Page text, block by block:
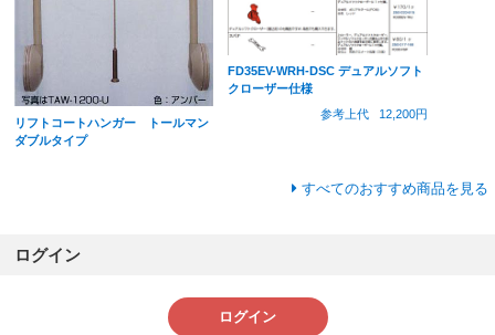
リフトコートハンガー トールマン
ダブルタイプ
FD35EV-WRH-DSC デュアルソフト
クローザー仕様
参考上代
12,200円
すべてのおすすめ商品を見る
ログイン
ログイン